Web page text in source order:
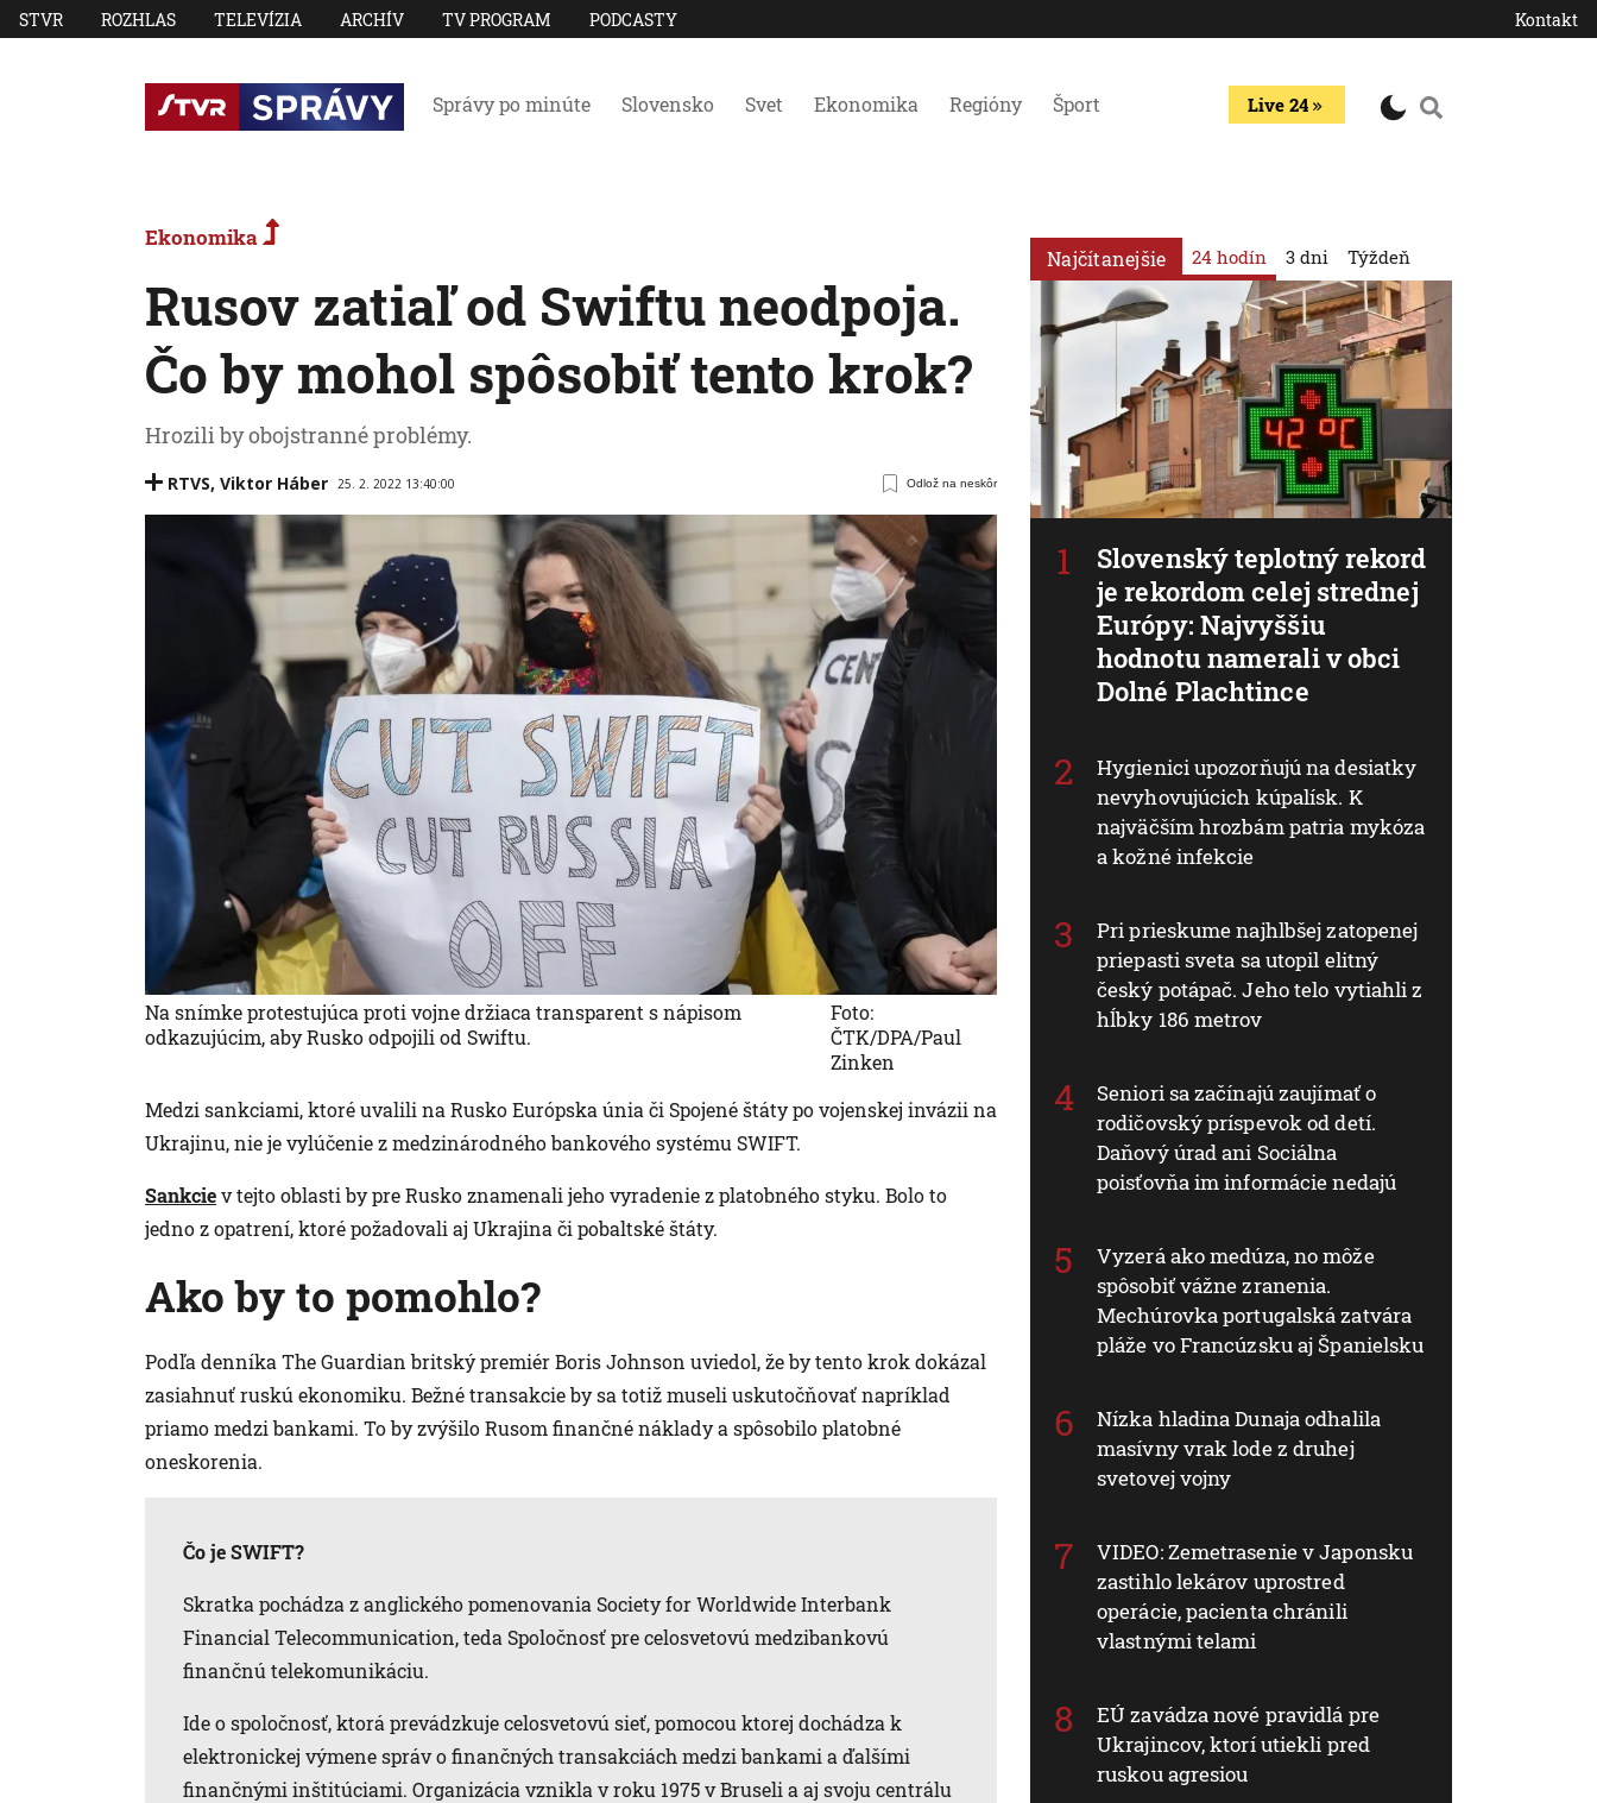
STVR ROZHLAS TELEVÍZIA ARCHÍV TV PROGRAM PODCASTY Kontakt
Správy po minúte Slovensko Svet Ekonomika Regióny Šport Live 24
Ekonomika
Rusov zatiaľ od Swiftu neodpoja.
Čo by mohol spôsobiť tento krok?
Hrozili by obojstranné problémy.
RTVS, Viktor Háber 25. 2. 2022 13:40:00 Odlož na neskôr
Na snímke protestujúca proti vojne držiaca transparent s nápisom
odkazujúcim, aby Rusko odpojili od Swiftu.
Foto:
ČTK/DPA/Paul
Zinken
Medzi sankciami, ktoré uvalili na Rusko Európska únia či Spojené štáty po vojenskej invázii na
Ukrajinu, nie je vylúčenie z medzinárodného bankového systému SWIFT.
Sankciev tejto oblasti by pre Rusko znamenali jeho vyradenie z platobného styku. Bolo to
jedno z opatrení, ktoré požadovali aj Ukrajina či pobaltské štáty.
Ako by to pomohlo?
Podľa denníka The Guardian britský premiér Boris Johnson uviedol, že by tento krok dokázal
zasiahnuť ruskú ekonomiku. Bežné transakcie by sa totiž museli uskutočňovať napríklad
priamo medzi bankami. To by zvýšilo Rusom finančné náklady a spôsobilo platobné
oneskorenia.
Čo je SWIFT?
Skratka pochádza z anglického pomenovania Society for Worldwide Interbank
Financial Telecommunication, teda Spoločnosť pre celosvetovú medzibankovú
finančnú telekomunikáciu.
Ide o spoločnosť, ktorá prevádzkuje celosvetovú sieť, pomocou ktorej dochádza k
elektronickej výmene správ o finančných transakciách medzi bankami a ďalšími
finančnými inštitúciami. Organizácia vznikla v roku 1975 v Bruseli a aj svoju centrálu
Najčítanejšie 24 hodín
Slovenský teplotný rekord
je rekordom celej strednej
Európy: Najvyššiu
hodnotu namerali v obci
Dolné Plachtince
Hygienici upozorňujú na desiatky
nevyhovujúcich kúpalísk. K
najväčším hrozbám patria mykóza
a kožné infekcie
Pri prieskume najhlbšej zatopenej
priepasti sveta sa utopil elitný
český potápač. Jeho telo vytiahli z
hĺbky 186 metrov
Seniori sa začínajú zaujímať o
rodičovský príspevok od detí.
Daňový úrad ani Sociálna
poisťovňa im informácie nedajú
Vyzerá ako medúza, no môže
spôsobiť vážne zranenia.
Mechúrovka portugalská zatvára
pláže vo Francúzsku aj Španielsku
Nízka hladina Dunaja odhalila
masívny vrak lode z druhej
svetovej vojny
VIDEO: Zemetrasenie v Japonsku
zastihlo lekárov uprostred
operácie, pacienta chránili
vlastnými telami
EÚ zavádza nové pravidlá pre
Ukrajincov, ktorí utiekli pred
ruskou agresiou
3 dni Týždeň